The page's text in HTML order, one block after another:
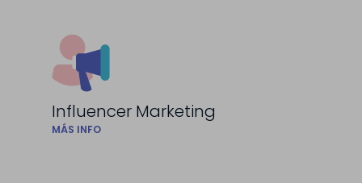
Influencer Marketing
MÁS INFO